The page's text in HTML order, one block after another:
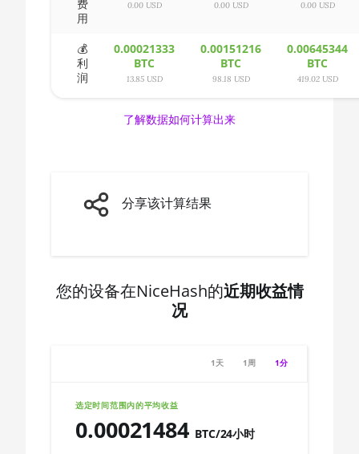
🇧🇾ㅤ BYN
🇧🇿ㅤ BZD - BZ$
🇨🇦ㅤ CAD - CA$
🇨🇴ㅤ COP - CO$
🇨🇻ㅤ CVE - CV$
🇩🇴ㅤ DOP - RD$
🇩🇿ㅤ DZD - DA
AMD CPU Ryzen 7 2700X
AMD CPU Ryzen 7 3700X
AMD CPU Ryzen 7 3800X
AMD CPU Ryzen 7 3800XT
AMD CPU Ryzen 7 5800X3D
AMD CPU Ryzen 9 3900XT
AMD CPU Ryzen 9 3950X
AMD CPU Ryzen 9 7900X
AMD CPU Ryzen 9 7950X
费
用
0.00 USD 0.00 USD 0.00 USD
💰
利
润
0.00021333
BTC
13.85 USD
0.00151216
BTC
98.18 USD
0.00645344
BTC
419.02 USD
了解数据如何计算出来
分享该计算结果
您的设备在NiceHash的近期收益情
况
1天 1周 1分
选定时间范围内的平均收益
0.00021484 BTC/24小时